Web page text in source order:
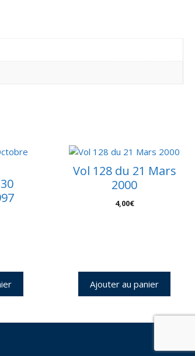
Vol 128 du 21 Mars
2000
4,00€
Ajouter au panier